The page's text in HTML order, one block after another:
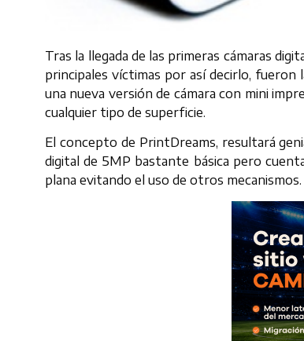
Tras la llegada de las primeras cámaras
principales víctimas por así decirlo, fueron
una nueva versión de cámara con mini
cualquier tipo de superficie.
El concepto de PrintDreams, resultará
digital de 5MP bastante básica pero
plana evitando el uso de otros mecanismos.